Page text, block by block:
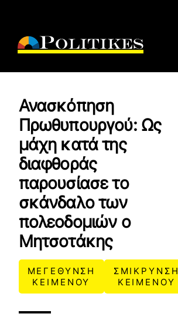
content
Ανασκόπηση
Πρωθυπουργού: Ως
μάχη κατά της
διαφθοράς
παρουσίασε το
σκάνδαλο των
πολεοδομιών ο
Μητσοτάκης
ΜΕΓΕΘΥΝΣΗ
ΚΕΙΜΕΝΟΥ
ΣΜΙΚΡΥΝΣΗ
ΚΕΙΜΕΝΟΥ